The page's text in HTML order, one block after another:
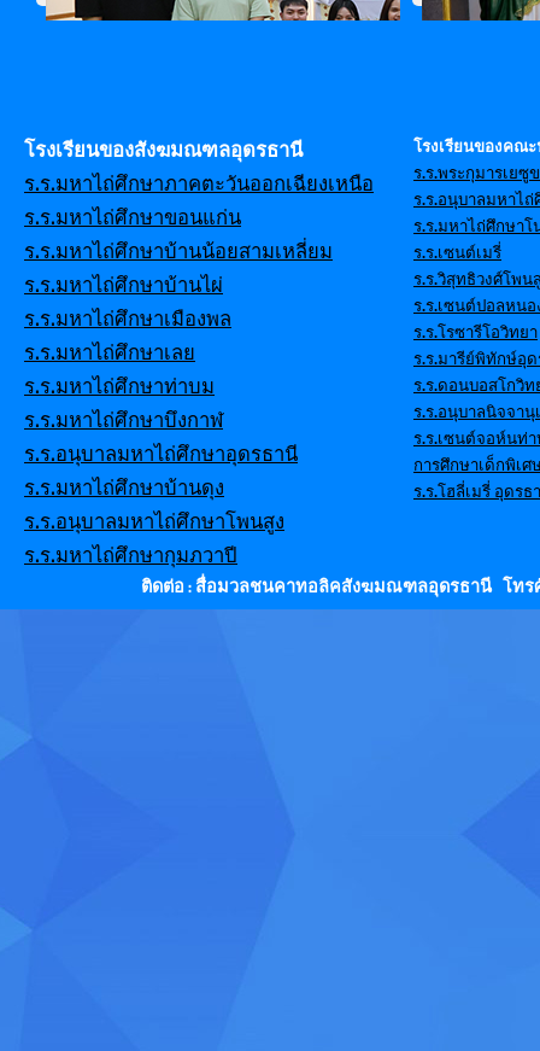
โรงเรียนของสังฆมณฑลอุดรธานี
ร.ร.มหาไถ่ศึกษาภาคตะวันออกเฉียงเหนือ
ร.ร.มหาไถ่ศึกษาขอนแก่น
ร.ร.มหาไถ่ศึกษาบ้านน้อยสามเหลี่ยม
ร.ร.มหาไถ่ศึกษาบ้านไผ่
ร.ร.มหาไถ่ศึกษาเมืองพล
ร.ร.มหาไถ่ศึกษาเลย
ร.ร.มหาไถ่ศึกษาท่าบม
ร.ร.มหาไถ่ศึกษาบึงกาฬ
ร.ร.อนุบาลมหาไถ่ศึกษาอุดรธานี
ร.ร.มหาไถ่ศึกษาบ้านดุง
ร.ร.อนุบาลมหาไถ่ศึกษาโพนสูง
ร.ร.มหาไถ่ศึกษากุมภวาปี
โรงเรียนของคณ
ร.ร.พระกุมารเยซู
ร.ร.อนุบาลมหาไถ่
ร.ร.มหาไถ่ศึกษา
ร.ร.เซนต์เมรี่
ร.ร.วิสุทธิวงศ์โพน
ร.ร.เซนต์ปอลหนอ
ร.ร.โรซารีโอวิทยา
ร.ร.มารีย์พิทักษ์อุ
ร.ร.ดอนบอสโกวิท
ร.ร.อนุบาลนิจจานุ
ร.ร.เซนต์จอห์นท่
การศึกษาเด็กพิเ
ร.ร.โฮลี่เมรี่ อุดรธ
ติดต่อ : สื่อมวลชนคาทอลิคสังฆมณฑลอุดรธานี โทรศัพ